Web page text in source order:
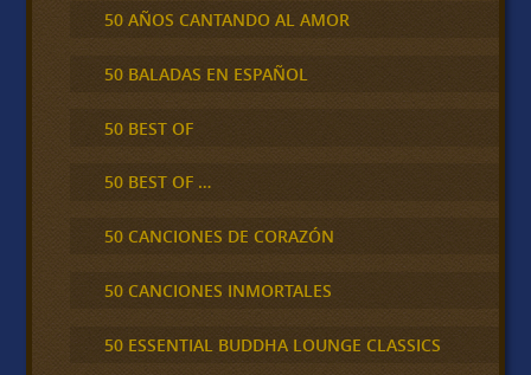
50 AÑOS CANTANDO AL AMOR
50 BALADAS EN ESPAÑOL
50 BEST OF
50 BEST OF …
50 CANCIONES DE CORAZÓN
50 CANCIONES INMORTALES
50 ESSENTIAL BUDDHA LOUNGE CLASSICS